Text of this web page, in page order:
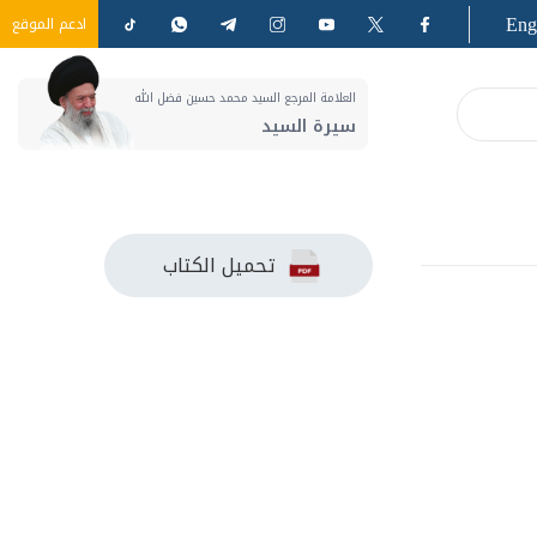
ادعم الموقع
العلامة المرجع السيد محمد حسين فضل الله
سيرة السيد
تحميل الكتاب